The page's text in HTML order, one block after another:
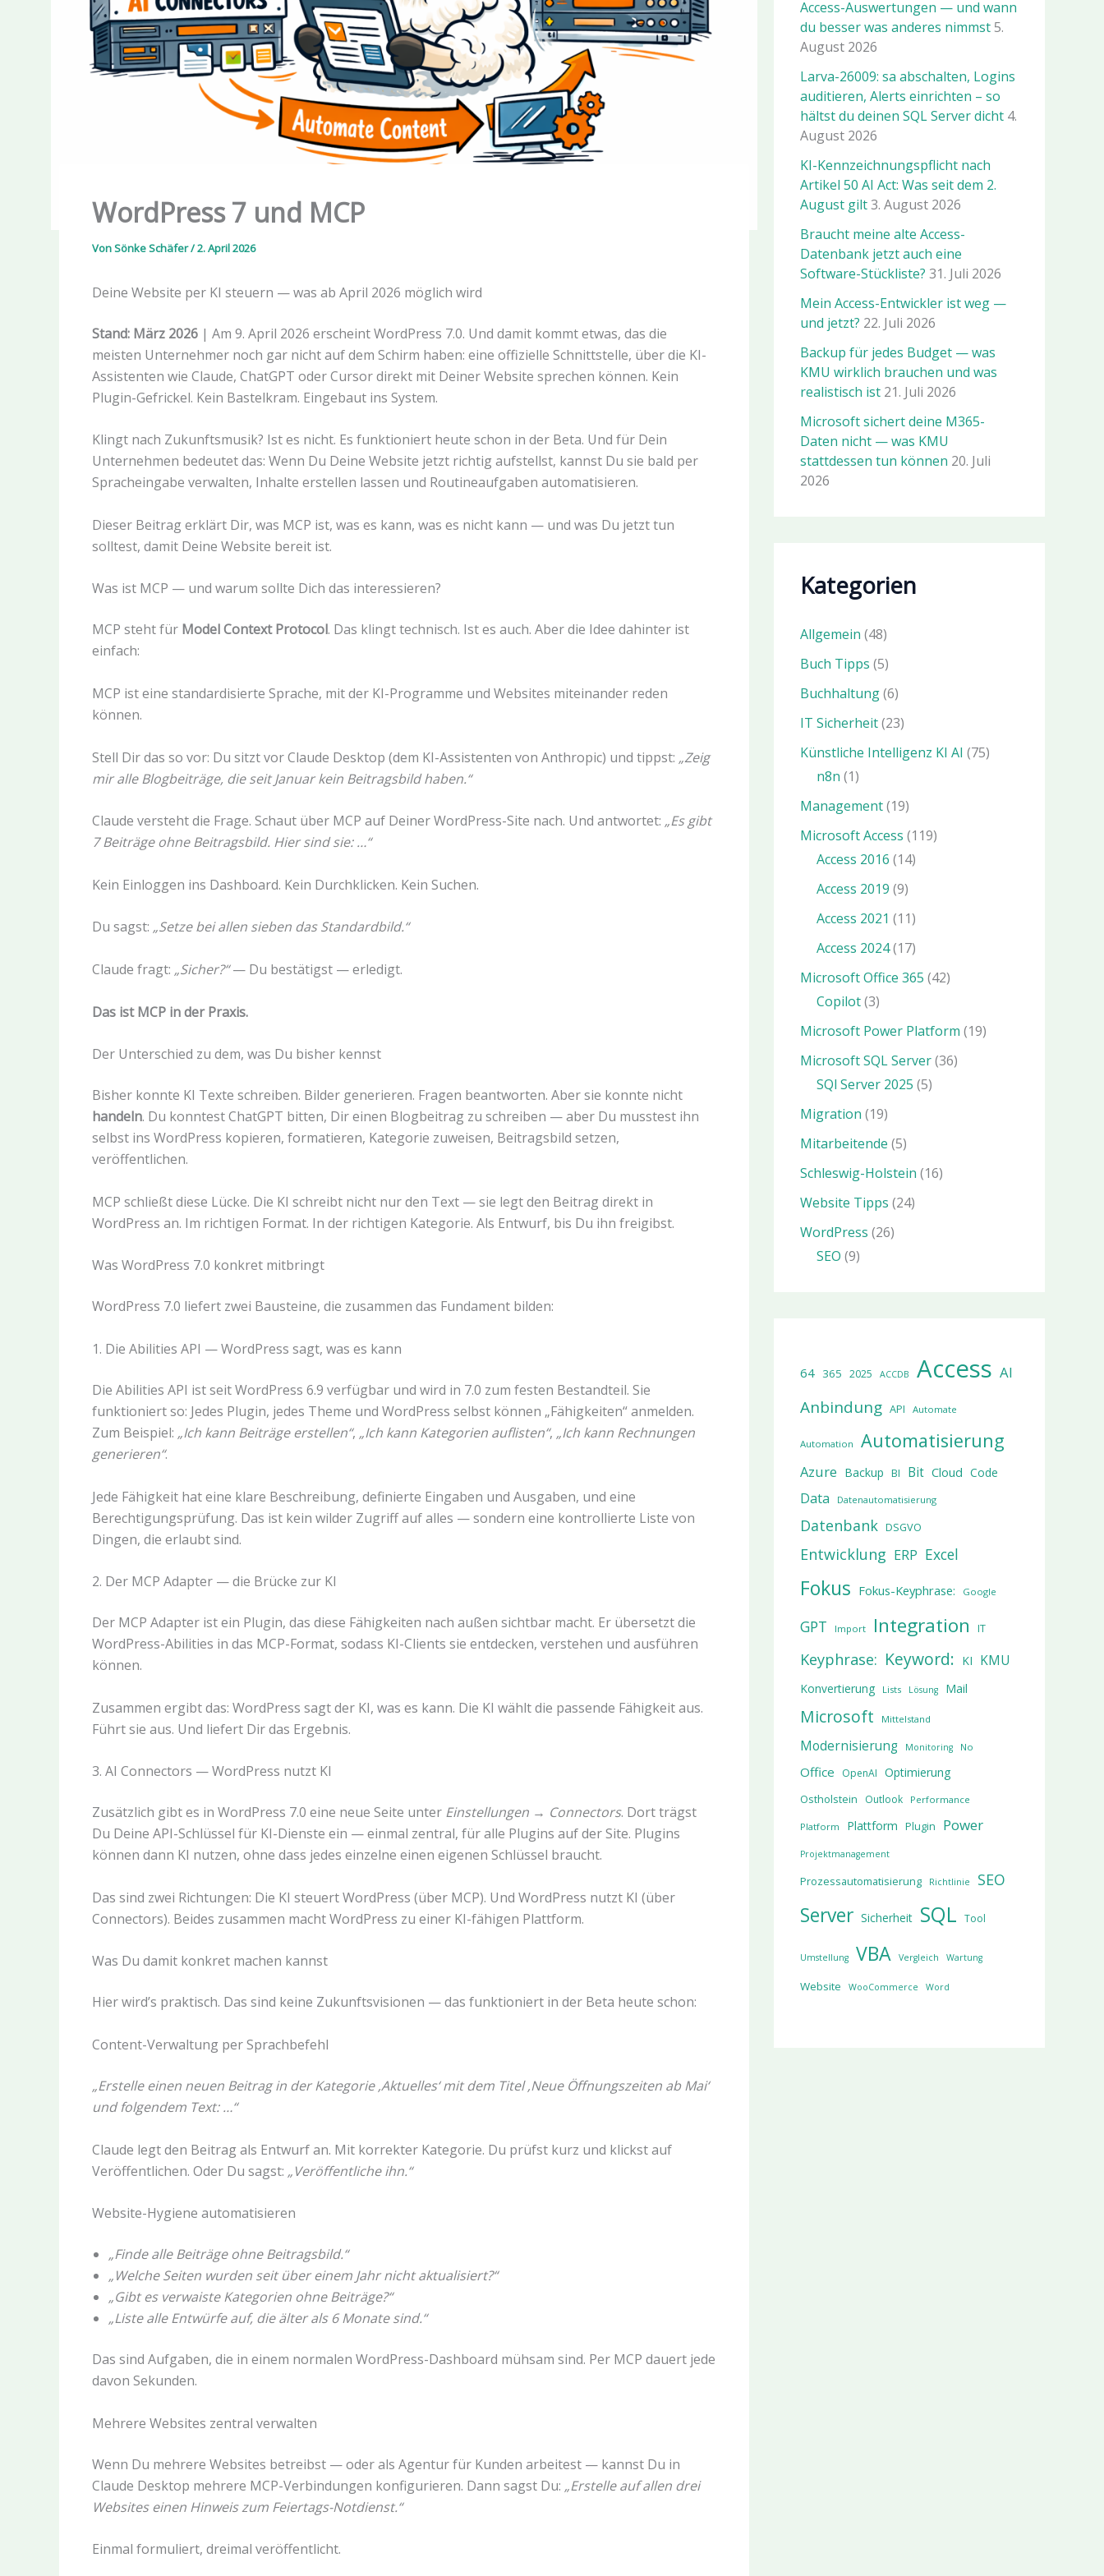
WordPress 7 und MCP
VonSönke Schäfer/2. April 2026
Deine Website per KI steuern — was ab April 2026 möglich wird
Stand: März 2026 | Am 9. April 2026 erscheint WordPress 7.0. Und damit kommt etwas, das die
meisten Unternehmer noch gar nicht auf dem Schirm haben: eine offizielle Schnittstelle, über die KI-
Assistenten wie Claude, ChatGPT oder Cursor direkt mit Deiner Website sprechen können. Kein
Plugin-Gefrickel. Kein Bastelkram. Eingebaut ins System.
Klingt nach Zukunftsmusik? Ist es nicht. Es funktioniert heute schon in der Beta. Und für Dein
Unternehmen bedeutet das: Wenn Du Deine Website jetzt richtig aufstellst, kannst Du sie bald per
Spracheingabe verwalten, Inhalte erstellen lassen und Routineaufgaben automatisieren.
Dieser Beitrag erklärt Dir, was MCP ist, was es kann, was es nicht kann — und was Du jetzt tun
solltest, damit Deine Website bereit ist.
Was ist MCP — und warum sollte Dich das interessieren?
MCP steht für Model Context Protocol. Das klingt technisch. Ist es auch. Aber die Idee dahinter ist
einfach:
MCP ist eine standardisierte Sprache, mit der KI-Programme und Websites miteinander reden
können.
Stell Dir das so vor: Du sitzt vor Claude Desktop (dem KI-Assistenten von Anthropic) und tippst: „Zeig
mir alle Blogbeiträge, die seit Januar kein Beitragsbild haben.“
Claude versteht die Frage. Schaut über MCP auf Deiner WordPress-Site nach. Und antwortet: „Es gibt
7 Beiträge ohne Beitragsbild. Hier sind sie: …“
Kein Einloggen ins Dashboard. Kein Durchklicken. Kein Suchen.
Du sagst: „Setze bei allen sieben das Standardbild.“
Claude fragt: „Sicher?“— Du bestätigst — erledigt.
Das ist MCP in der Praxis.
Der Unterschied zu dem, was Du bisher kennst
Bisher konnte KI Texte schreiben. Bilder generieren. Fragen beantworten. Aber sie konnte nicht
handeln. Du konntest ChatGPT bitten, Dir einen Blogbeitrag zu schreiben — aber Du musstest ihn
selbst ins WordPress kopieren, formatieren, Kategorie zuweisen, Beitragsbild setzen,
veröffentlichen.
MCP schließt diese Lücke. Die KI schreibt nicht nur den Text — sie legt den Beitrag direkt in
WordPress an. Im richtigen Format. In der richtigen Kategorie. Als Entwurf, bis Du ihn freigibst.
Was WordPress 7.0 konkret mitbringt
WordPress 7.0 liefert zwei Bausteine, die zusammen das Fundament bilden:
1. Die Abilities API — WordPress sagt, was es kann
Die Abilities API ist seit WordPress 6.9 verfügbar und wird in 7.0 zum festen Bestandteil. Sie
funktioniert so: Jedes Plugin, jedes Theme und WordPress selbst können „Fähigkeiten“ anmelden.
Zum Beispiel: „Ich kann Beiträge erstellen“, „Ich kann Kategorien auflisten“, „Ich kann Rechnungen
generieren“.
Jede Fähigkeit hat eine klare Beschreibung, definierte Eingaben und Ausgaben, und eine
Berechtigungsprüfung. Das ist kein wilder Zugriff auf alles — sondern eine kontrollierte Liste von
Dingen, die erlaubt sind.
2. Der MCP Adapter — die Brücke zur KI
Der MCP Adapter ist ein Plugin, das diese Fähigkeiten nach außen sichtbar macht. Er übersetzt die
WordPress-Abilities in das MCP-Format, sodass KI-Clients sie entdecken, verstehen und ausführen
können.
Zusammen ergibt das: WordPress sagt der KI, was es kann. Die KI wählt die passende Fähigkeit aus.
Führt sie aus. Und liefert Dir das Ergebnis.
3. AI Connectors — WordPress nutzt KI
Zusätzlich gibt es in WordPress 7.0 eine neue Seite unter Einstellungen → Connectors. Dort trägst
Du Deine API-Schlüssel für KI-Dienste ein — einmal zentral, für alle Plugins auf der Site. Plugins
können dann KI nutzen, ohne dass jedes einzelne einen eigenen Schlüssel braucht.
Das sind zwei Richtungen: Die KI steuert WordPress (über MCP). Und WordPress nutzt KI (über
Connectors). Beides zusammen macht WordPress zu einer KI-fähigen Plattform.
Was Du damit konkret machen kannst
Hier wird’s praktisch. Das sind keine Zukunftsvisionen — das funktioniert in der Beta heute schon:
Content-Verwaltung per Sprachbefehl
„Erstelle einen neuen Beitrag in der Kategorie ‚Aktuelles‘ mit dem Titel ‚Neue Öffnungszeiten ab Mai‘
und folgendem Text: …“
Claude legt den Beitrag als Entwurf an. Mit korrekter Kategorie. Du prüfst kurz und klickst auf
Veröffentlichen. Oder Du sagst: „Veröffentliche ihn.“
Website-Hygiene automatisieren
„Finde alle Beiträge ohne Beitragsbild.“
„Welche Seiten wurden seit über einem Jahr nicht aktualisiert?“
„Gibt es verwaiste Kategorien ohne Beiträge?“
„Liste alle Entwürfe auf, die älter als 6 Monate sind.“
Das sind Aufgaben, die in einem normalen WordPress-Dashboard mühsam sind. Per MCP dauert jede
davon Sekunden.
Mehrere Websites zentral verwalten
Wenn Du mehrere Websites betreibst — oder als Agentur für Kunden arbeitest — kannst Du in
Claude Desktop mehrere MCP-Verbindungen konfigurieren. Dann sagst Du: „Erstelle auf allen drei
Websites einen Hinweis zum Feiertags-Notdienst.“
Einmal formuliert, dreimal veröffentlicht.
Access-Auswertungen — und wann
du besser was anderes nimmst5.
August 2026
Larva-26009: sa abschalten, Logins
auditieren, Alerts einrichten – so
hältst du deinen SQL Server dicht 4.
August 2026
KI-Kennzeichnungspflicht nach
Artikel 50 AI Act: Was seit dem 2.
August gilt3. August 2026
Braucht meine alte Access-
Datenbank jetzt auch eine
Software-Stückliste? 31. Juli 2026
Mein Access-Entwickler ist weg —
und jetzt? 22. Juli 2026
Backup für jedes Budget — was
KMU wirklich brauchen und was
realistisch ist 21. Juli 2026
Microsoft sichert deine M365-
Daten nicht — was KMU
stattdessen tun können 20. Juli
2026
Kategorien
Allgemein (48)
Buch Tipps (5)
Buchhaltung(6)
IT Sicherheit(23)
Künstliche Intelligenz KI AI (75)
n8n (1)
Management(19)
Microsoft Access (119)
Access 2016 (14)
Access 2019 (9)
Access 2021 (11)
Access 2024(17)
Microsoft Office 365 (42)
Copilot(3)
Microsoft Power Platform (19)
Microsoft SQL Server(36)
SQl Server 2025 (5)
Migration (19)
Mitarbeitende (5)
Schleswig-Holstein (16)
Website Tipps (24)
WordPress (26)
SEO (9)
64 365 2025 ACCDB Access AI
Anbindung API Automate
Automation Automatisierung
Azure Backup BI Bit Cloud Code
Data Datenautomatisierung
Datenbank DSGVO
Entwicklung ERP Excel
Fokus Fokus-Keyphrase: Google
GPT Import Integration IT
Keyphrase: Keyword: KI KMU
Konvertierung Lists Lösung Mail
Microsoft Mittelstand
Modernisierung Monitoring No
Office OpenAI Optimierung
Ostholstein Outlook Performance
Platform Plattform Plugin Power
Projektmanagement
Prozessautomatisierung Richtlinie SEO
Server Sicherheit SQL Tool
Umstellung VBA Vergleich Wartung
Website WooCommerce Word